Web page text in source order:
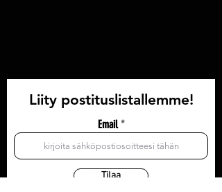
Liity postituslistallemme!
Email
Tilaa